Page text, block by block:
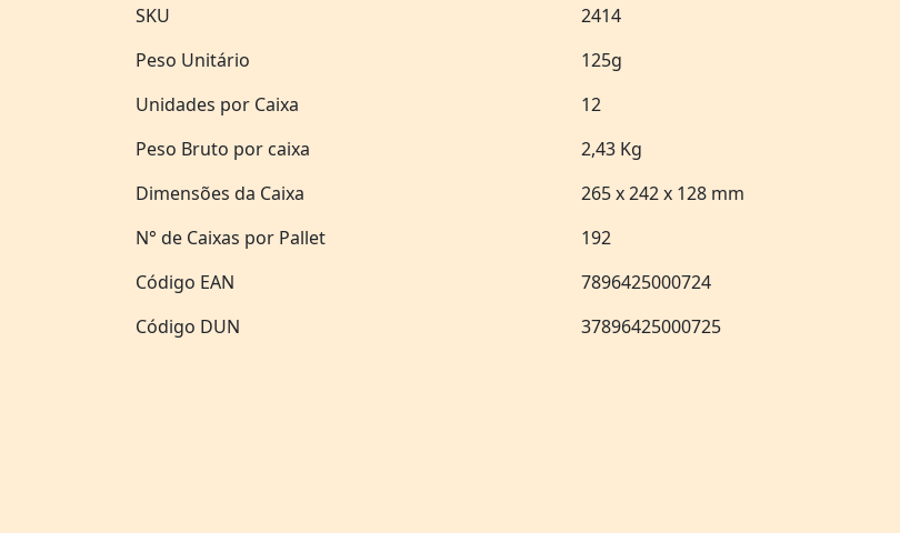
SKU
2414
Peso Unitário
125g
Unidades por Caixa
12
Peso Bruto por caixa
2,43 Kg
Dimensões da Caixa
265 x 242 x 128 mm
N° de Caixas por Pallet
192
Código EAN
7896425000724
Código DUN
37896425000725